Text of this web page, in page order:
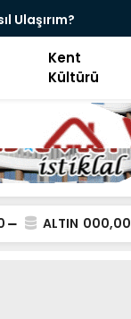
Ulaşırım?
Kent
Kültürü
ALTIN 000,00